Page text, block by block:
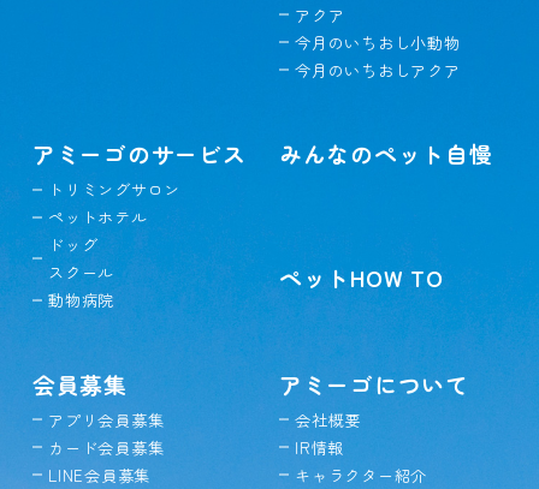
アクア
今月のいちおし小動物
今月のいちおしアクア
アミーゴのサービス
トリミングサロン
ペットホテル
ドッグ
スクール
動物病院
みんなのペット自慢
ペットHOW TO
会員募集
アプリ会員募集
カード会員募集
LINE会員募集
アミーゴについて
会社概要
IR情報
キャラクター紹介